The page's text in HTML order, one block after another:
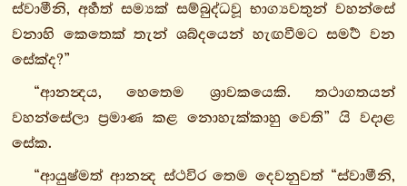
දුකනිපාතො
3.
1. පඨමො
පණ්ණාසකො
පණ්ණාසකො
ස්වාමීනි, අර්‍හත් සම්‍යක් සම්බුද්ධවූ භාග්‍යවතුන් වහන්සේ
වනාහි කෙතෙක් තැන් ශබ්දයෙන් හැඟවීමට සමර්‍ථ වන
සේක්ද?”
“ආනන්‍දය, හෙතෙම ශ්‍රාවකයෙකි. තථාගතයන්
වහන්සේලා ප්‍රමාණ කළ නොහැක්කාහු වෙති” යි වදාළ
සේක.
“ආයුෂ්මත් ආනන්‍ද ස්ථවිර තෙම දෙවනුවත් “ස්වාමීනි,